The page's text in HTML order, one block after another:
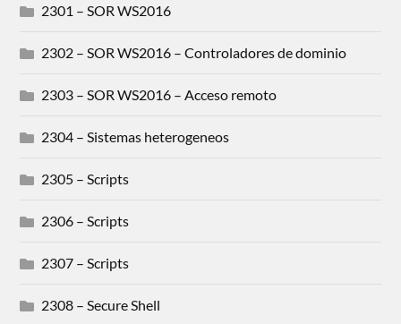
2301 – SOR WS2016
2302 – SOR WS2016 – Controladores de dominio
2303 – SOR WS2016 – Acceso remoto
2304 – Sistemas heterogeneos
2305 – Scripts
2306 – Scripts
2307 – Scripts
2308 – Secure Shell